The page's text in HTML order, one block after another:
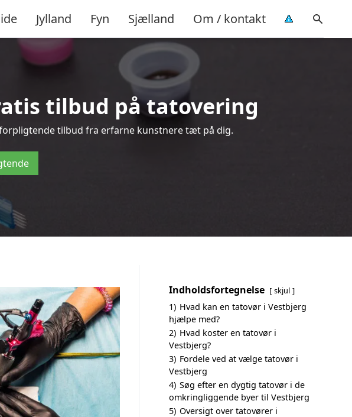
Jylland Fyn Sjælland Om / kontakt
tilbud på tatovering
tilbud fra erfarne kunstnere tæt på dig.
Indholdsfortegnelse skjul
1) Hvad kan en tatovør i Vestbjerg
hjælpe med?
2) Hvad koster en tatovør i
Vestbjerg?
3) Fordele ved at vælge tatovør i
Vestbjerg
4) Søg efter en dygtig tatovør i de
omkringliggende byer til Vestbjerg
5) Oversigt over tatovører i